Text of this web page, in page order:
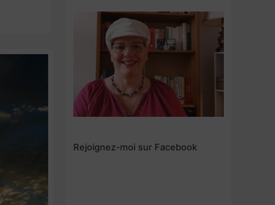
Rejoignez-moi sur Facebook